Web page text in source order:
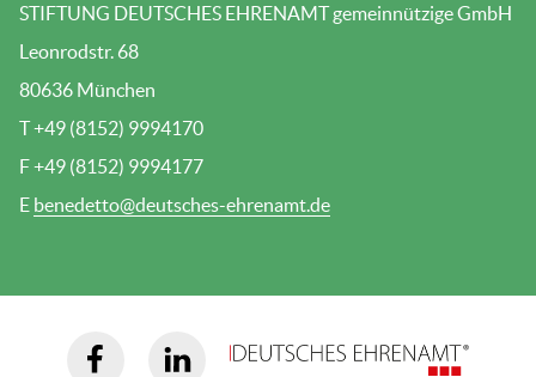
STIFTUNG DEUTSCHES EHRENAMT gemeinnützige GmbH
Leonrodstr. 68
80636 München
T +49 (8152) 9994170
F +49 (8152) 9994177
E benedetto@deutsches-ehrenamt.de